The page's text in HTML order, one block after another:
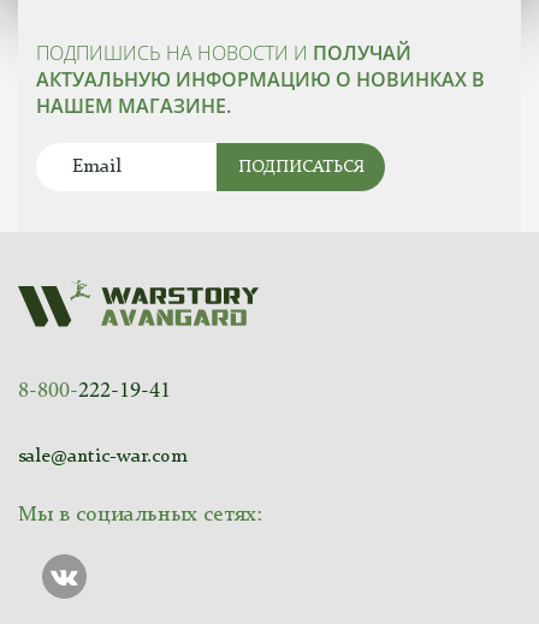
ПОДПИШИСЬ НА НОВОСТИ И ПОЛУЧАЙ
АКТУАЛЬНУЮ ИНФОРМАЦИЮ О НОВИНКАХ В
НАШЕМ МАГАЗИНЕ.
ПОДПИСАТЬСЯ
8-800-222-19-41
sale@antic-war.com
Мы в социальных сетях: